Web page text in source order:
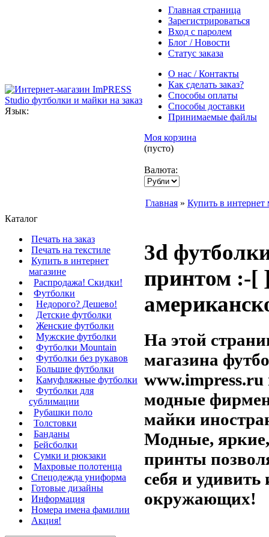
Язык:
Главная страница
Зарегистрироваться
Вход с паролем
Блог / Новости
Статус заказа
О нас / Контакты
Как сделать заказ?
Способы оплаты
Способы доставки
Принимаемые файлы
Моя корзина
(пусто)
Валюта:
Каталог
Печать на заказ
Печать на текстиле
Купить в интернет
магазине
Распродажа! Скидки!
Футболки
Недорого? Дешево!
Детские футболки
Женские футболки
Мужские футболки
Футболки Mountain
Футболки без рукавов
Большие футболки
Камуфляжные футболки
Футболки для
сублимации
Рубашки поло
Толстовки
Банданы
Бейсболки
Сумки и рюкзаки
Махровые полотенца
Cпецодежда униформа
Готовые дизайны
Информация
Номера имена фамилии
Акция!
Главная » Купить в интернет
3d
принтом :-[
На этой
магазина
www.impress.ru
модные
майки
Модные,
принты
себя и удивить
окружающих!